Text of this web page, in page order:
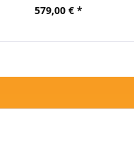
579,00 € *